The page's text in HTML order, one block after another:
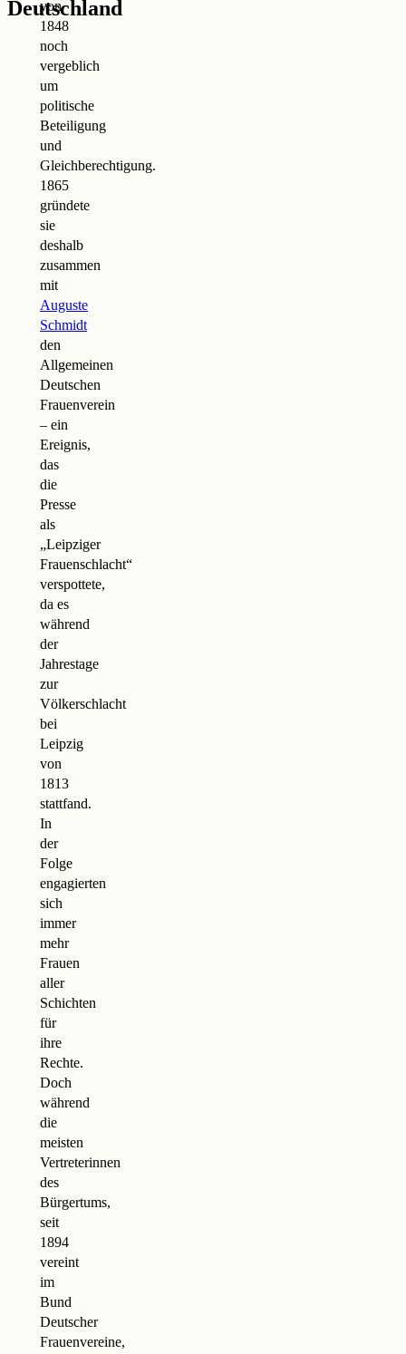
Deutschland
von
1848
noch
vergeblich
um
politische
Beteiligung
und
Gleichberechtigung.
1865
gründete
sie
deshalb
zusammen
mit
Auguste
Schmidt
den
Allgemeinen
Deutschen
Frauenverein
– ein
Ereignis,
das
die
Presse
als
„Leipziger
Frauenschlacht“
verspottete,
da es
während
der
Jahrestage
zur
Völkerschlacht
bei
Leipzig
von
1813
stattfand.
In
der
Folge
engagierten
sich
immer
mehr
Frauen
aller
Schichten
für
ihre
Rechte.
Doch
während
die
meisten
Vertreterinnen
des
Bürgertums,
seit
1894
vereint
im
Bund
Deutscher
Frauenvereine,